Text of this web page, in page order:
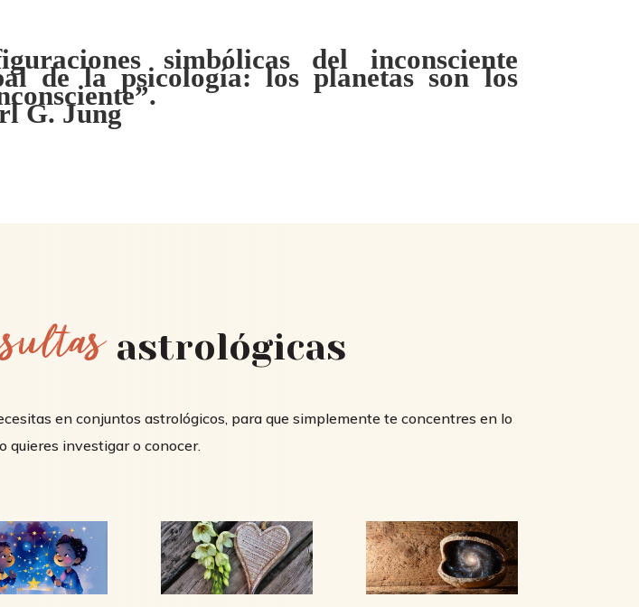
simbólicas del inconsciente
de la psicología: los planetas son los
G. Jung
astrológicas
en conjuntos astrológicos, para que simplemente te concentres en lo
quieres investigar o conocer.